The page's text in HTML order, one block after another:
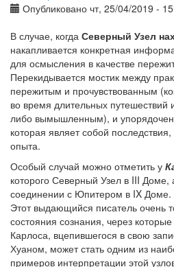
Опубликовано чт, 25/04/2019 -
В случае, когда Северный Узел
накапливается конкретная
для осмысления в качестве
Перекидывается мостик между
пережитым и прочувствованным
во время длительных путешествий
либо вымышленным), и
которая являет собой
опыта.
Особый случай можно отметить у
которого Северный Узел в III
соединении с Юпитером в IX Доме.
Этот выдающийся писатель очень
состояния сознания, через
Карлоса, вцепившегося в свою
Хуаном, может стать одним из
примеров интерпретации этой